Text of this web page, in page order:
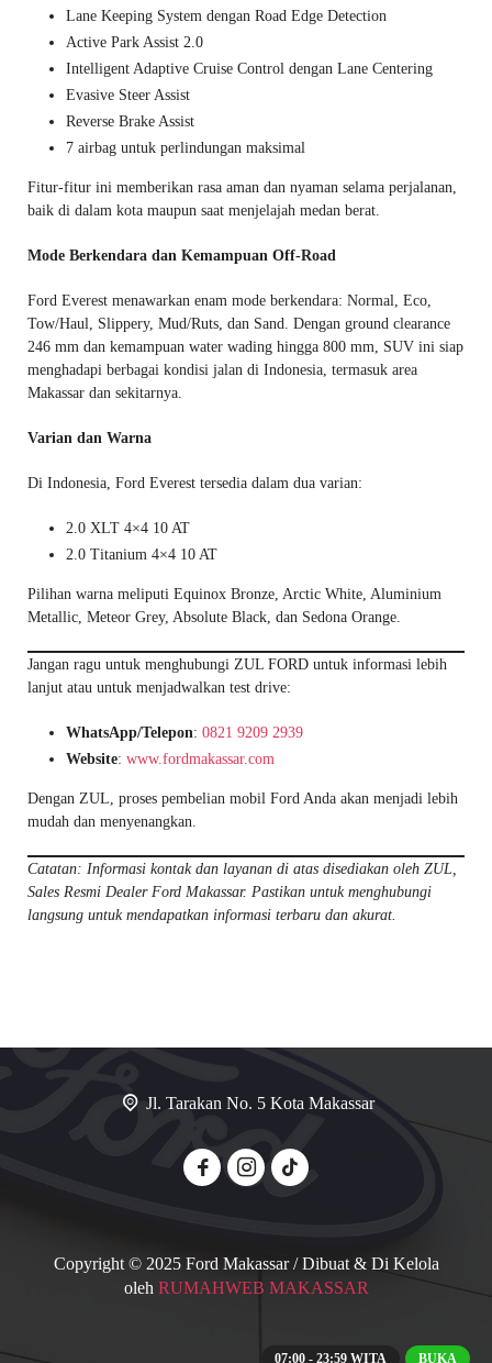
07:00 - 23:59 WITA BUKA
Lane Keeping System dengan Road Edge Detection
Active Park Assist 2.0
Intelligent Adaptive Cruise Control dengan Lane Centering
Evasive Steer Assist
Reverse Brake Assist
7 airbag untuk perlindungan maksimal
Fitur-fitur ini memberikan rasa aman dan nyaman selama perjalanan,
baik di dalam kota maupun saat menjelajah medan berat.
Mode Berkendara dan Kemampuan Off-Road
Ford Everest menawarkan enam mode berkendara: Normal, Eco,
Tow/Haul, Slippery, Mud/Ruts, dan Sand. Dengan ground clearance
246 mm dan kemampuan water wading hingga 800 mm, SUV ini siap
menghadapi berbagai kondisi jalan di Indonesia, termasuk area
Makassar dan sekitarnya.
Varian dan Warna
Di Indonesia, Ford Everest tersedia dalam dua varian:
2.0 XLT 4×4 10 AT
2.0 Titanium 4×4 10 AT
Pilihan warna meliputi Equinox Bronze, Arctic White, Aluminium
Metallic, Meteor Grey, Absolute Black, dan Sedona Orange.
Jangan ragu untuk menghubungi ZUL FORD untuk informasi lebih
lanjut atau untuk menjadwalkan test drive:
WhatsApp/Telepon: 0821 9209 2939
Website: www.fordmakassar.com
Dengan ZUL, proses pembelian mobil Ford Anda akan menjadi lebih
mudah dan menyenangkan.
Catatan: Informasi kontak dan layanan di atas disediakan oleh ZUL,
Sales Resmi Dealer Ford Makassar. Pastikan untuk menghubungi
langsung untuk mendapatkan informasi terbaru dan akurat.
Jl. Tarakan No. 5 Kota Makassar
Copyright © 2025 Ford Makassar / Dibuat & Di Kelola
oleh RUMAHWEB MAKASSAR